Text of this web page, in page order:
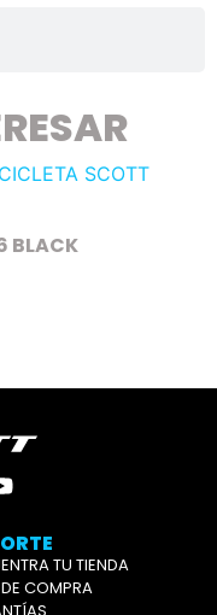
BLACK
TU TIENDA
COMPRA